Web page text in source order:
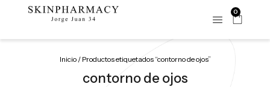
0
Inicio/ Productos etiquetados “contorno de ojos”
contorno de ojos